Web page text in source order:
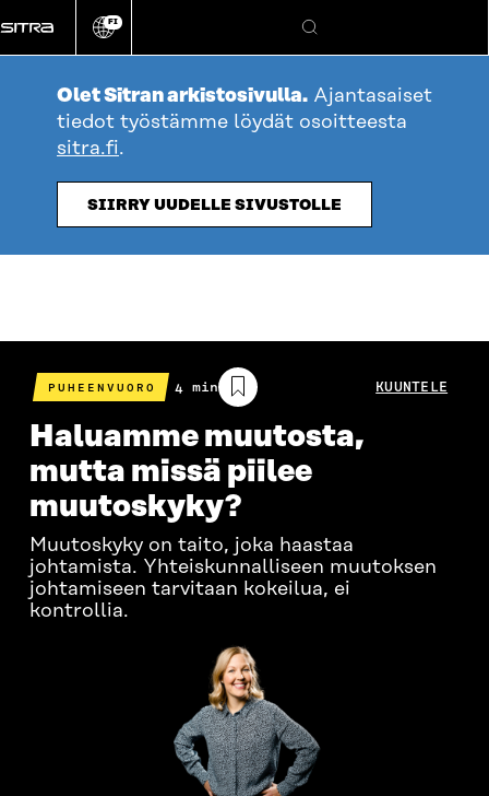
suoraan
sisältöön
Vaihda
kieli
FI
Hae
Olet Sitran arkistosivulla. Ajantasaiset
tiedot työstämme löydät osoitteesta
sitra.fi.
SIIRRY UUDELLE SIVUSTOLLE
PUHEENVUORO
Arvioitu
lukuaika
4 min KUUNTELE
Haluamme muutosta,
mutta missä piilee
muutoskyky?
Muutoskyky on taito, joka haastaa
johtamista. Yhteiskunnalliseen muutoksen
johtamiseen tarvitaan kokeilua, ei
kontrollia.